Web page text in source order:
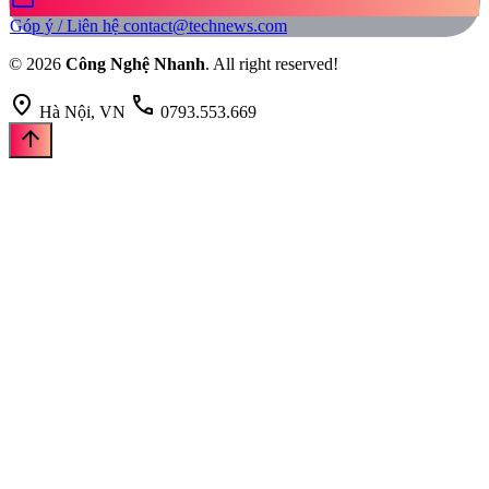
Góp ý / Liên hệ contact@technews.com
© 2026 Công Nghệ Nhanh. All right reserved!
location_on Hà Nội, VN call 0793.553.669
arrow_upward